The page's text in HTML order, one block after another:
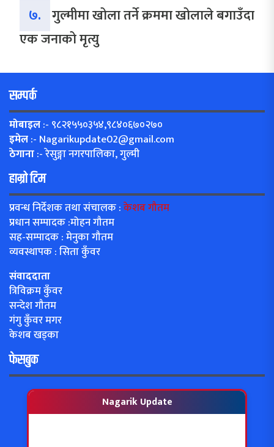
७. गुल्मीमा खोला तर्ने क्रममा खोलाले बगाउँदा
एक जनाको मृत्यु
सम्पर्क
मोबाइल:- ९८२१५५०३५४,९८४०६७०२७०
इमेल:- Nagarikupdate02@gmail.com
ठेगाना:- रेसुङ्गा नगरपालिका, गुल्मी
हाम्रो टिम
प्रवन्ध निर्देशक तथा संचालक :केशब गौतम
प्रधान सम्पादक :मोहन गौतम
सह-सम्पादक : मेनुका गौतम
व्यवस्थापक : सिता कुँवर
संवाददाता
त्रिविक्रम कुँवर
सन्देश गौतम
गंगु कुँवर मगर
केशब खड्का
फेसबुक
Nagarik Update